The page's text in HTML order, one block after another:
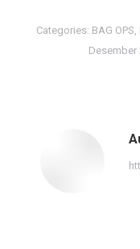
Categories: BAG OPS
Desember